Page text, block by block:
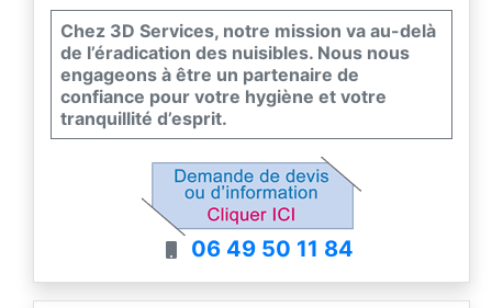
Chez 3D Services, notre mission va au-delà
de l’éradication des nuisibles. Nous nous
engageons à être un partenaire de
confiance pour votre hygiène et votre
tranquillité d’esprit.
06 49 50 11 84